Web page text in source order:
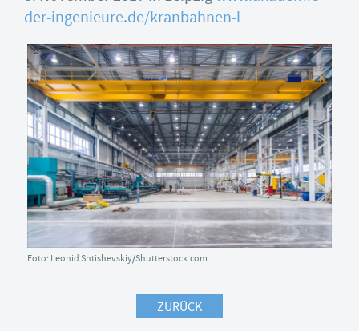
der-ingenieure.de/kranbahnen-l
Foto: Leonid Shtishevskiy/Shutterstock.com
ZURÜCK